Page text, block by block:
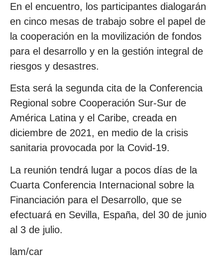
En el encuentro, los participantes dialogarán
en cinco mesas de trabajo sobre el papel de
la cooperación en la movilización de fondos
para el desarrollo y en la gestión integral de
riesgos y desastres.
Esta será la segunda cita de la Conferencia
Regional sobre Cooperación Sur-Sur de
América Latina y el Caribe, creada en
diciembre de 2021, en medio de la crisis
sanitaria provocada por la Covid-19.
La reunión tendrá lugar a pocos días de la
Cuarta Conferencia Internacional sobre la
Financiación para el Desarrollo, que se
efectuará en Sevilla, España, del 30 de junio
al 3 de julio.
lam/car